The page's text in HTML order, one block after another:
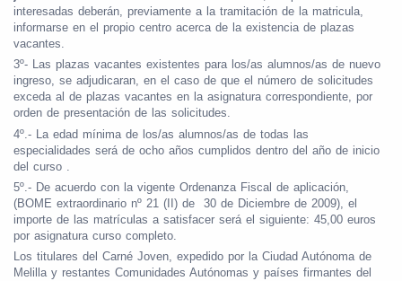
interesadas deberán, previamente a la tramitación de la matricula,
informarse en el propio centro acerca de la existencia de plazas
vacantes.
3º- Las plazas vacantes existentes para los/as alumnos/as de nuevo
ingreso, se adjudicaran, en el caso de que el número de solicitudes
exceda al de plazas vacantes en la asignatura correspondiente, por
orden de presentación de las solicitudes.
4º.- La edad mínima de los/as alumnos/as de todas las
especialidades será de ocho años cumplidos dentro del año de inicio
del curso .
5º.- De acuerdo con la vigente Ordenanza Fiscal de aplicación,
(BOME extraordinario nº 21 (II) de 30 de Diciembre de 2009), el
importe de las matrículas a satisfacer será el siguiente: 45,00 euros
por asignatura curso completo.
Los titulares del Carné Joven, expedido por la Ciudad Autónoma de
Melilla y restantes Comunidades Autónomas y países firmantes del